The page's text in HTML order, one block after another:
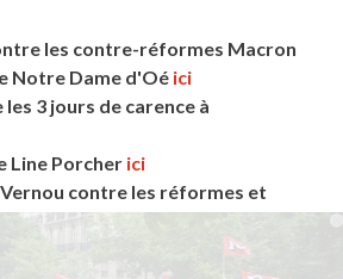
les contre-réformes Macron
Notre Dame d'Oé ici
3 jours de carence à
Line Porcher ici
contre les réformes et